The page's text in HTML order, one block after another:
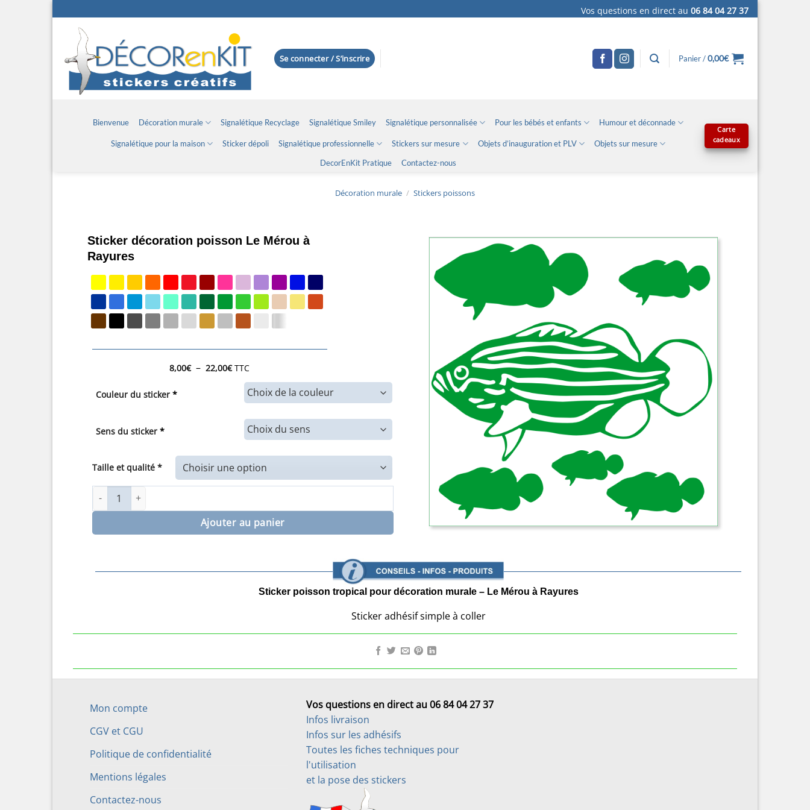
au
contenu
Vos questions en direct au 06 84 04 27 37
Se connecter / S’inscrire Panier /0,00€
Bienvenue Décoration murale Signalétique Recyclage Signalétique Smiley Signalétique personnalisée Pour les bébés et enfants Humour et déconnade
Signalétique pour la maison Sticker dépoli Signalétique professionnelle Stickers sur mesure Objets d’inauguration et PLV
Objets sur mesure
DecorEnKit Pratique
Contactez-nous
Carte
cadeaux
Décoration murale / Stickers poissons
Sticker décoration poisson Le Mérou à
Rayures
8,00€ – 22,00€Plage
prix :
8,00€
TTC
Couleur du sticker *
Sens du sticker *
Taille et qualité *
quantité de Sticker décoration poisson Le Mérou à Rayures
Ajouter au panier
Sticker poisson tropical pour décoration murale – Le Mérou à Rayures
Sticker adhésif simple à coller
Mon compte
CGV et CGU
Politique de confidentialité
Mentions légales
Contactez-nous
Vos questions en direct au 06 84 04 27 37
Infos livraison
Infos sur les adhésifs
Toutes les fiches techniques pour
l'utilisation
et la pose des stickers